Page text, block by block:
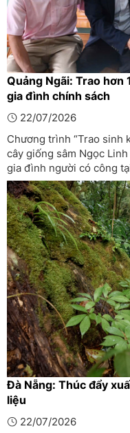
Quảng Ngãi: Trao hơn
gia đình chính sách
22/07/2026
Chương trình “Trao sinh
cây giống sâm Ngọc
gia đình người có công
Đà Nẵng: Thúc đẩy
liệu
22/07/2026